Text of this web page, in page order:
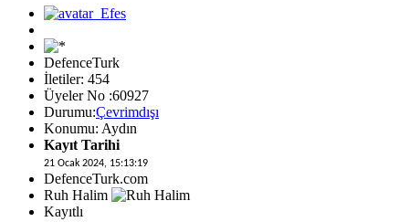
DefenceTurk
İletiler: 454
Üyeler No :60927
Durumu:Çevrimdışı
Konumu: Aydın
Kayıt Tarihi
21 Ocak 2024, 15:13:19
DefenceTurk.com
Ruh Halim
Kayıtlı